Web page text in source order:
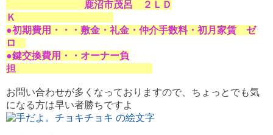
鹿沼市茂呂 ２ＬＤ
Ｋ
●初期費用・・・敷金・礼金・仲介手数料・初月家賃 ゼ
ロ
●鍵交換費用・・オーナー負
担
お問い合わせが多くなっておりますので、ちょっとでも気
になる方は早い者勝ちですよ